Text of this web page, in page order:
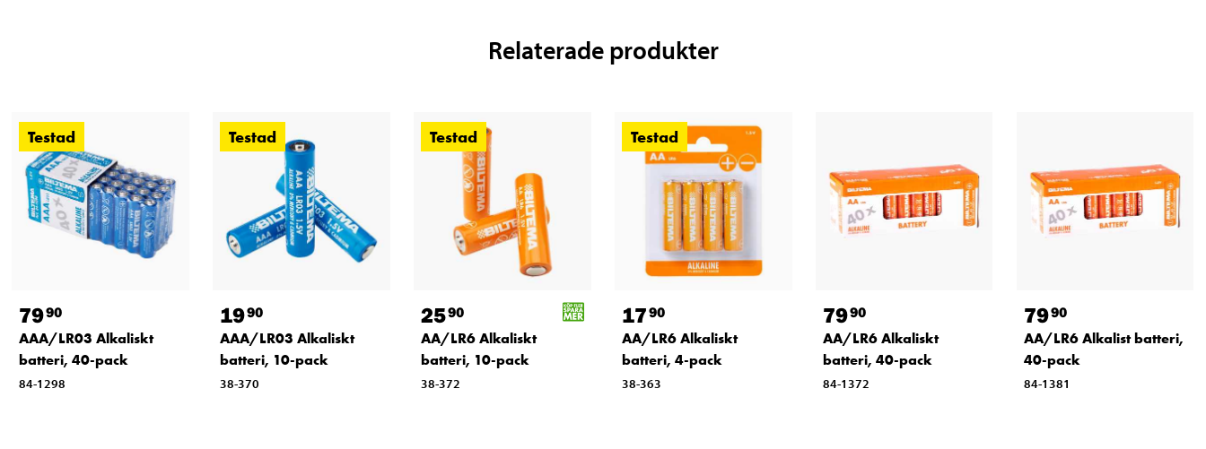
Relaterade produkter
Testad
7990
AAA/LR03 Alkaliskt
batteri, 40-pack
84-1298
Testad
1990
AAA/LR03 Alkaliskt
batteri, 10-pack
38-370
Testad
2590
AA/LR6 Alkaliskt
batteri, 10-pack
38-372
Testad
1790
AA/LR6 Alkaliskt
batteri, 4-pack
38-363
7990
AA/LR6 Alkaliskt
batteri, 40-pack
84-1372
7990
AA/LR6 Alkalist batteri,
40-pack
84-1381